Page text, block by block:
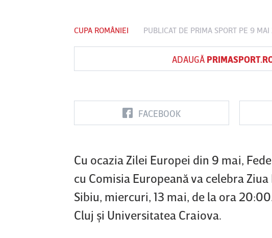
CUPA ROMÂNIEI PUBLICAT DE PRIMA SPORT PE 9
ADAUGĂ
FACEBOOK
Cu ocazia Zilei Europei din 9 mai,
cu Comisia Europeană va celebra
Sibiu, miercuri, 13 mai, de la ora
Cluj şi Universitatea Craiova.
FC Botoşani
Vs
Corvinul
Sepsi OSK Sf
Vs